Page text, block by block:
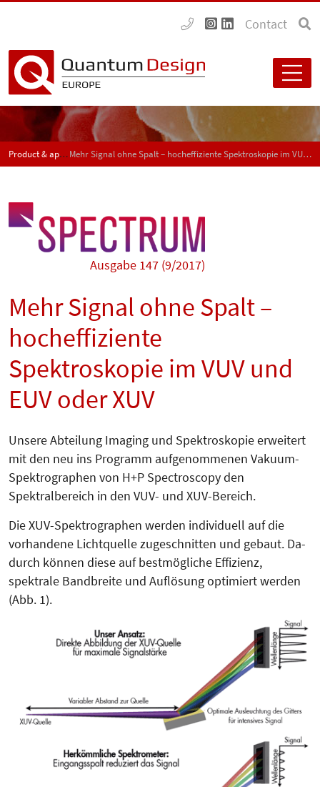
Contact
Product & application news - SPECTRUM Mehr Signal ohne Spalt – hocheffiziente Spektroskopie im VUV und EUV oder XUV
Ausgabe 147 (9/2017)
Mehr Signal ohne Spalt –
hocheffiziente
Spektroskopie im VUV und
EUV oder XUV
Unsere Abteilung Imaging und Spek­troskopie erweitert
mit den neu ins Programm aufgenommenen Va­ku­um-
Spektrographen von H+P Spec­tros­co­py den
Spektralbereich in den VUV- und XUV-Bereich.
Die XUV-Spektrographen werden individuell auf die
vorhandene Licht­quel­le zugeschnitten und gebaut. Da­
durch können diese auf bestmögliche Effizienz,
spektrale Bandbreite und Auflösung optimiert werden
(Abb. 1).